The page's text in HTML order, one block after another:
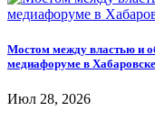
Мостом между властью и
медиафоруме в Хабаровске
Июл 28, 2026